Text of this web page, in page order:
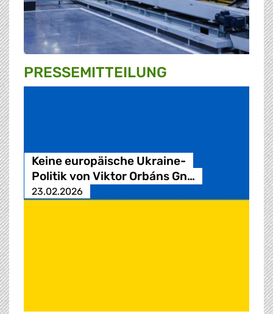
PRESSE­MITTEILUNG
Keine europäische Ukraine-
Politik von Viktor Orbáns Gn…
23.02.2026